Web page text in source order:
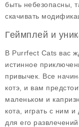
быть небезопасны,
скачивать
Геймплей и
В Purrfect Cats вас
истинное
привычек. Все
котэ, и вам
маленьком и
кота, играть с ним
для его